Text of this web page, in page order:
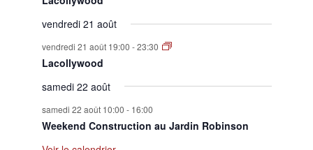
vendredi 21 août
vendredi 21 août 19:00 -23:30
Lacollywood
samedi 22 août
samedi 22 août 10:00 - 16:00
Weekend Construction au Jardin Robinson